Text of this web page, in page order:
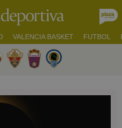
VALENCIA BASKET FUTBOL